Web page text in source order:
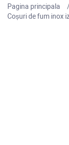
Pagina principala
Coșuri de fum inox